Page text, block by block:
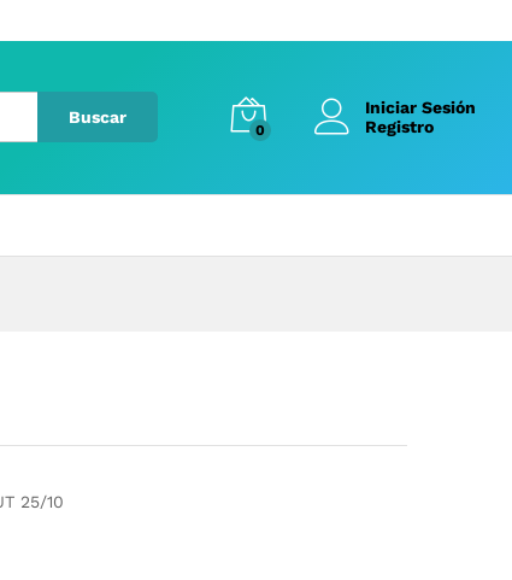
Buscar
0
Iniciar Sesión
Registro
25/10